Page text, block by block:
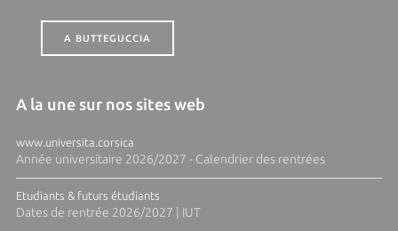
A BUTTEGUCCIA
A la une sur nos sites web
www.universita.corsica
Année universitaire 2026/2027 - Calendrier des rentrées
Etudiants & futurs étudiants
Dates de rentrée 2026/2027 | IUT